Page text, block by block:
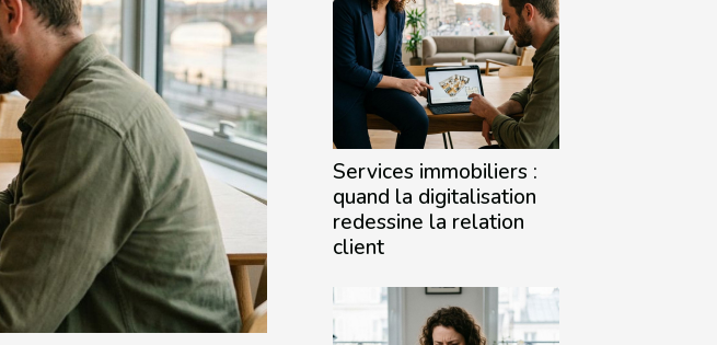
Services immobiliers :
quand la digitalisation
redessine la relation
client